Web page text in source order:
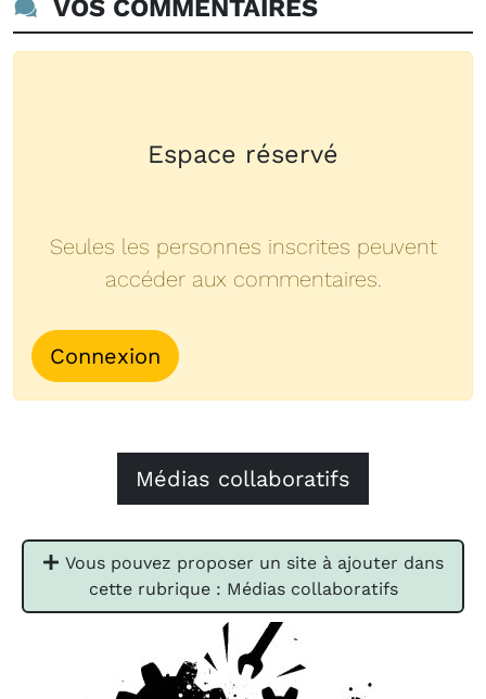
VOS COMMENTAIRES
Espace réservé
Seules les personnes inscrites peuvent
accéder aux commentaires.
Connexion
Médias collaboratifs
Vous pouvez proposer un site à ajouter dans
cette rubrique : Médias collaboratifs